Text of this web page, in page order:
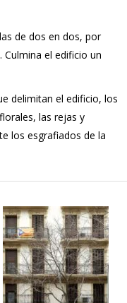
de dos en dos, por
el edificio un
delimitan el edificio, los
las rejas y
los esgrafiados de la